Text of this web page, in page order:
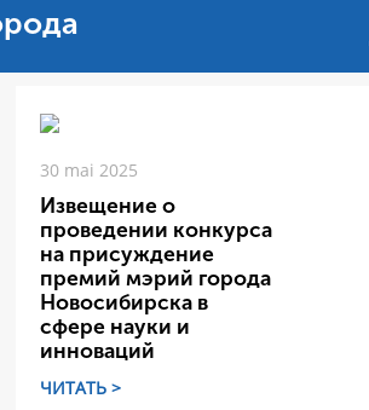
30 mai 2025
Извещение о
проведении конкурса
на присуждение
премий мэрий города
Новосибирска в
сфере науки и
инноваций
ЧИТАТЬ >